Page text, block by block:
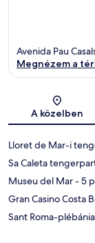
Avenida Pau
Megnézem a
A közelben
Lloret de Mar-i
Sa Caleta
Museu del Mar- 5
Gran Casino Costa
Sant Roma-